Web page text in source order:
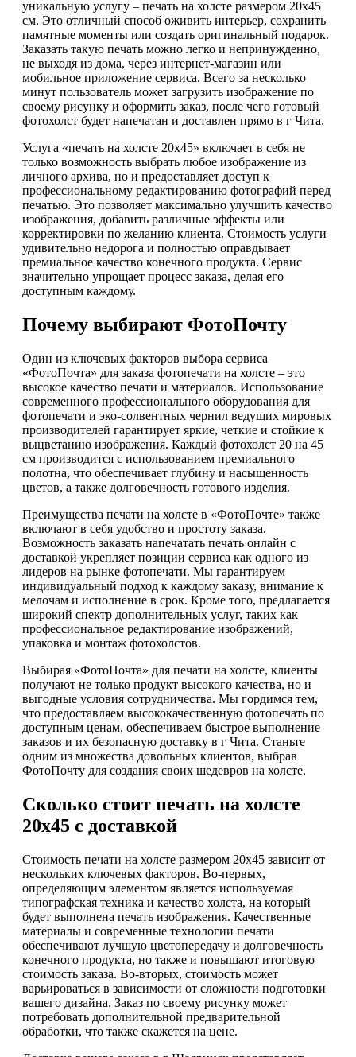
уникальную услугу – печать на холсте размером 20х45
см. Это отличный способ оживить интерьер, сохранить
памятные моменты или создать оригинальный подарок.
Заказать такую печать можно легко и непринужденно,
не выходя из дома, через интернет-магазин или
мобильное приложение сервиса. Всего за несколько
минут пользователь может загрузить изображение по
своему рисунку и оформить заказ, после чего готовый
фотохолст будет напечатан и доставлен прямо в г Чита.
Услуга «печать на холсте 20х45» включает в себя не
только возможность выбрать любое изображение из
личного архива, но и предоставляет доступ к
профессиональному редактированию фотографий перед
печатью. Это позволяет максимально улучшить качество
изображения, добавить различные эффекты или
корректировки по желанию клиента. Стоимость услуги
удивительно недорога и полностью оправдывает
премиальное качество конечного продукта. Сервис
значительно упрощает процесс заказа, делая его
доступным каждому.
Почему выбирают ФотоПочту
Один из ключевых факторов выбора сервиса
«ФотоПочта» для заказа фотопечати на холсте – это
высокое качество печати и материалов. Использование
современного профессионального оборудования для
фотопечати и эко-солвентных чернил ведущих мировых
производителей гарантирует яркие, четкие и стойкие к
выцветанию изображения. Каждый фотохолст 20 на 45
см производится с использованием премиального
полотна, что обеспечивает глубину и насыщенность
цветов, а также долговечность готового изделия.
Преимущества печати на холсте в «ФотоПочте» также
включают в себя удобство и простоту заказа.
Возможность заказать напечатать печать онлайн с
доставкой укрепляет позиции сервиса как одного из
лидеров на рынке фотопечати. Мы гарантируем
индивидуальный подход к каждому заказу, внимание к
мелочам и исполнение в срок. Кроме того, предлагается
широкий спектр дополнительных услуг, таких как
профессиональное редактирование изображений,
упаковка и монтаж фотохолстов.
Выбирая «ФотоПочта» для печати на холсте, клиенты
получают не только продукт высокого качества, но и
выгодные условия сотрудничества. Мы гордимся тем,
что предоставляем высококачественную фотопечать по
доступным ценам, обеспечиваем быстрое выполнение
заказов и их безопасную доставку в г Чита. Станьте
одним из множества довольных клиентов, выбрав
ФотоПочту для создания своих шедевров на холсте.
Сколько стоит печать на холсте
20х45 с доставкой
Стоимость печати на холсте размером 20х45 зависит от
нескольких ключевых факторов. Во-первых,
определяющим элементом является используемая
типографская техника и качество холста, на который
будет выполнена печать изображения. Качественные
материалы и современные технологии печати
обеспечивают лучшую цветопередачу и долговечность
конечного продукта, но также и повышают итоговую
стоимость заказа. Во-вторых, стоимость может
варьироваться в зависимости от сложности подготовки
вашего дизайна. Заказ по своему рисунку может
потребовать дополнительной предварительной
обработки, что также скажется на цене.